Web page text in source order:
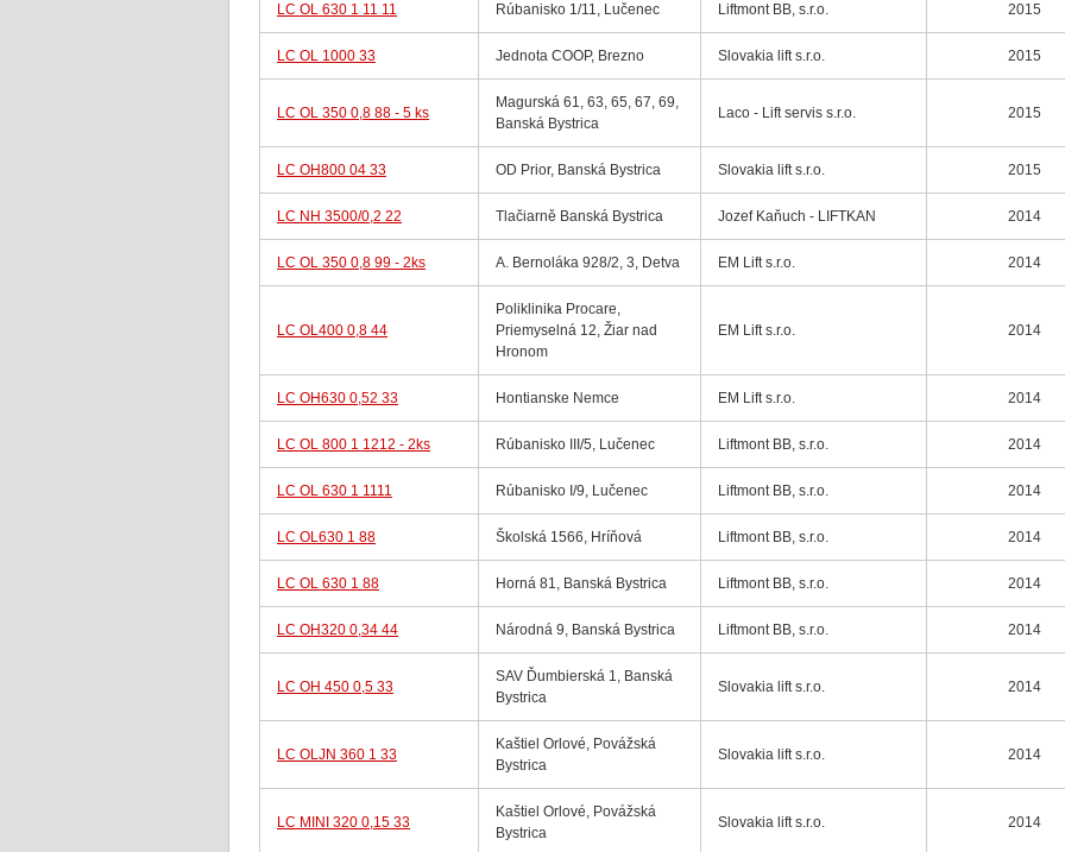
LC OL 630 1 11 11 Rúbanisko 1/11, Lučenec Liftmont BB, s.r.o. 2015
LC OL 1000 33 Jednota COOP, Brezno Slovakia lift s.r.o. 2015
LC OL 350 0,8 88 - 5 ks
Magurská 61, 63, 65, 67, 69,
Banská Bystrica
Laco - Lift servis s.r.o. 2015
LC OH800 04 33 OD Prior, Banská Bystrica Slovakia lift s.r.o. 2015
LC NH 3500/0,2 22 Tlačiarně Banská Bystrica Jozef Kaňuch - LIFTKAN 2014
LC OL 350 0,8 99 - 2ks A. Bernoláka 928/2, 3, Detva EM Lift s.r.o. 2014
LC OL400 0,8 44
Poliklinika Procare,
Priemyselná 12, Žiar nad
Hronom
EM Lift s.r.o. 2014
LC OH630 0,52 33 Hontianske Nemce EM Lift s.r.o. 2014
LC OL 800 1 1212 - 2ks Rúbanisko III/5, Lučenec Liftmont BB, s.r.o. 2014
LC OL 630 1 1111 Rúbanisko I/9, Lučenec Liftmont BB, s.r.o. 2014
LC OL630 1 88 Školská 1566, Hríňová Liftmont BB, s.r.o. 2014
LC OL 630 1 88 Horná 81, Banská Bystrica Liftmont BB, s.r.o. 2014
LC OH320 0,34 44 Národná 9, Banská Bystrica Liftmont BB, s.r.o. 2014
LC OH 450 0,5 33
SAV Ďumbierská 1, Banská
Bystrica
Slovakia lift s.r.o. 2014
LC OLJN 360 1 33
Kaštiel Orlové, Povážská
Bystrica
Slovakia lift s.r.o. 2014
LC MINI 320 0,15 33
Kaštiel Orlové, Povážská
Bystrica
Slovakia lift s.r.o. 2014